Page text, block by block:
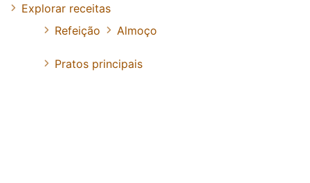
Explorar receitas
Refeição
Almoço
Pratos principais